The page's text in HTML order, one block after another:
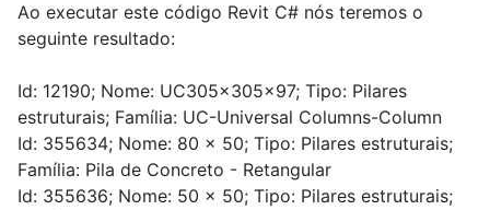
Ao executar este código Revit C# nós teremos o
seguinte resultado:
Id: 12190; Nome: UC305x305x97; Tipo: Pilares
estruturais; Família: UC-Universal Columns-Column
Id: 355634; Nome: 80 x 50; Tipo: Pilares estruturais;
Família: Pila de Concreto - Retangular
Id: 355636; Nome: 50 x 50; Tipo: Pilares estruturais;